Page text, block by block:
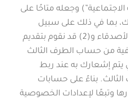
وجعله متاحًا على
بما في ذلك على سبيل
المثال لا الحصر، قوائم الأصدقاء و(2) قد نقوم بتقديم
من حساب الطرف الثالث
يتم إشعارك به عند ربط
بناءً على حسابات
وتبعًا لإعدادات الخصوصية